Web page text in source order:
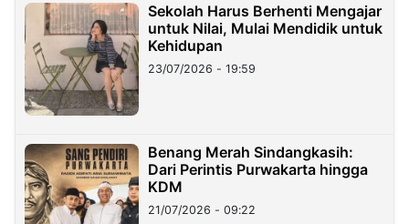
Sekolah Harus Berhenti Mengajar
untuk Nilai, Mulai Mendidik untuk
Kehidupan
23/07/2026 - 19:59
Benang Merah Sindangkasih:
Dari Perintis Purwakarta hingga
KDM
21/07/2026 - 09:22